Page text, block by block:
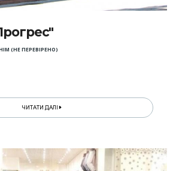
(НЕ ПЕРЕВІРЕНО)
ЧИТАТИ ДАЛІ